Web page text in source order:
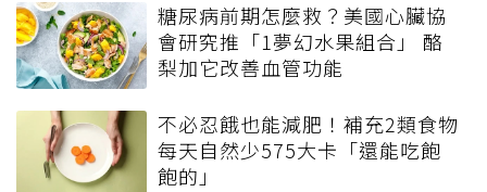
糖尿病前期怎麼救？美國心臟協
會研究推「1夢幻水果組合」 酪
梨加它改善血管功能
不必忍餓也能減肥！補充2類食物
每天自然少575大卡「還能吃飽
飽的」